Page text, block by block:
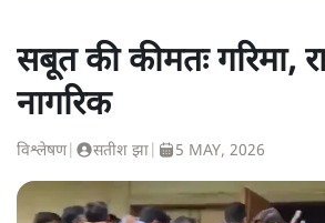
सबूत की कीमतः गरिमा,
नागरिक
विश्लेषण| सतीश झा 5 MAY, 2026